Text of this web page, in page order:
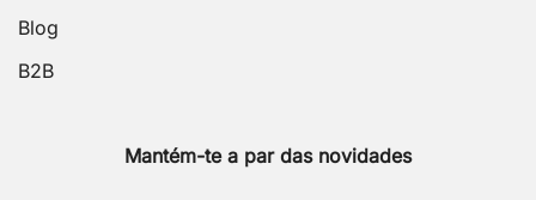
Blog
B2B
Mantém-te a par das novidades